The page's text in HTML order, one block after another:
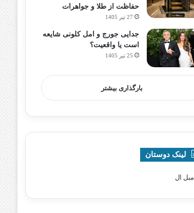
حفاظت از طلا و جواهرات
27 تیر 1405
جدایی جورج و امل کلونی شایعه
است یا واقعیت؟
25 تیر 1405
بارگذاری بیشتر
لینک دوستان
مبل ال